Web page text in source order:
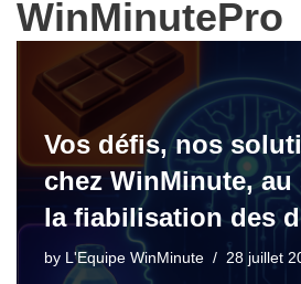
WinMinutePro
Vos défis, nos
chez WinMinute, au
la fiabilisation des
by L'Equipe WinMinute 28 juillet